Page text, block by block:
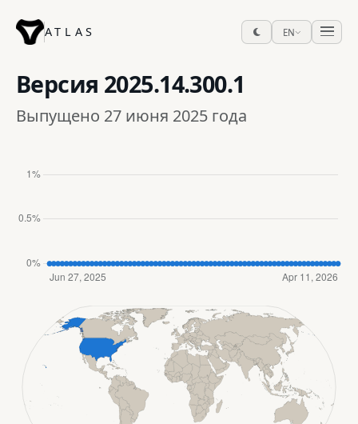
ATLAS EN
Версия 2025.14.300.1
Выпущено 27 июня 2025 года